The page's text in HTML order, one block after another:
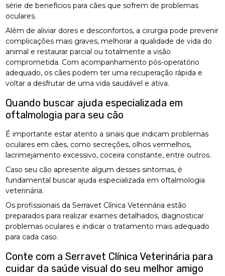
série de benefícios para cães que sofrem de problemas
oculares.
Além de aliviar dores e desconfortos, a cirurgia pode prevenir
complicações mais graves, melhorar a qualidade de vida do
animal e restaurar parcial ou totalmente a visão
comprometida. Com acompanhamento pós-operatório
adequado, os cães podem ter uma recuperação rápida e
voltar a desfrutar de uma vida saudável e ativa.
Quando buscar ajuda especializada em
oftalmologia para seu cão
É importante estar atento a sinais que indicam problemas
oculares em cães, como secreções, olhos vermelhos,
lacrimejamento excessivo, coceira constante, entre outros.
Caso seu cão apresente algum desses sintomas, é
fundamental buscar ajuda especializada em oftalmologia
veterinária.
Os profissionais da Serravet Clínica Veterinária estão
preparados para realizar exames detalhados, diagnosticar
problemas oculares e indicar o tratamento mais adequado
para cada caso.
Conte com a Serravet Clínica Veterinária para
cuidar da saúde visual do seu melhor amigo